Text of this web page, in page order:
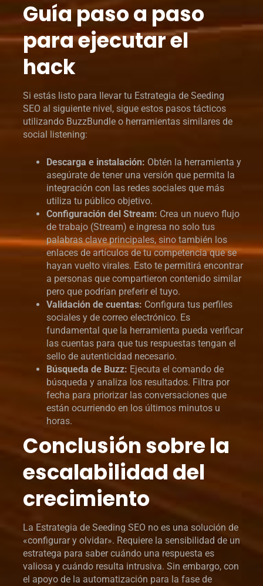
Guía paso a paso
para ejecutar el
hack
Si estás listo para llevar tu Estrategia de Seeding
SEO al siguiente nivel, sigue estos pasos tácticos
utilizando BuzzBundle o herramientas similares de
social listening:
Descarga e instalación: Obtén la herramienta y
asegúrate de tener una versión que permita la
integración con las redes sociales que más
utiliza tu público objetivo.
Configuración del Stream: Crea un nuevo flujo
de trabajo (Stream) e ingresa no solo tus
palabras clave principales, sino también los
enlaces de artículos de tu competencia que se
hayan vuelto virales. Esto te permitirá encontrar
a personas que compartieron contenido similar
pero que podrían preferir el tuyo.
Validación de cuentas: Configura tus perfiles
sociales y de correo electrónico. Es
fundamental que la herramienta pueda verificar
las cuentas para que tus respuestas tengan el
sello de autenticidad necesario.
Búsqueda de Buzz: Ejecuta el comando de
búsqueda y analiza los resultados. Filtra por
fecha para priorizar las conversaciones que
están ocurriendo en los últimos minutos u
horas.
Conclusión sobre la
escalabilidad del
crecimiento
La Estrategia de Seeding SEO no es una solución de
«configurar y olvidar». Requiere la sensibilidad de un
estratega para saber cuándo una respuesta es
valiosa y cuándo resulta intrusiva. Sin embargo, con
el apoyo de la automatización para la fase de